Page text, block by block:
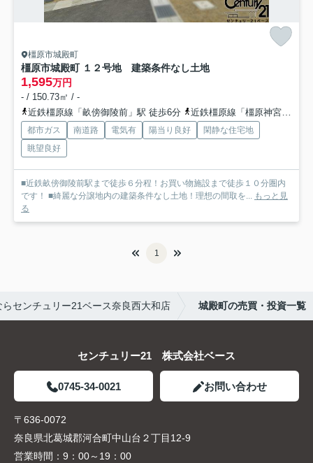
橿原市城殿町
橿原市城殿町 １２号地 建築条件なし土地
1,595万円
- / 150.73㎡ / -
近鉄橿原線「畝傍御陵前」駅 徒歩6分
近鉄橿原線「橿原神宮前」駅 徒歩18分
都市ガス 南道路 電気有 陽当り良好
閑静な住宅地
眺望良好
■近鉄畝傍御陵前駅まで徒歩６分程！お買い物施設まで徒歩１０分圏内
です！ ■綺麗な分譲地内の建築条件なし土地！理想の間取を... もっと見
る
1
センチュリー21ベース奈良西大和店 城殿町の売買・投資一覧
センチュリー21 株式会社ベース
0745-34-0021 お問い合わせ
〒636-0072
奈良県北葛城郡河合町中山台２丁目12-9
営業時間： 9：00～19：00